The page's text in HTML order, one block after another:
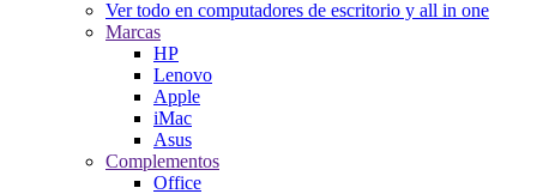
Ver todo en computadores de escritorio y all in one
Marcas
HP
Lenovo
Apple
iMac
Asus
Complementos
Office